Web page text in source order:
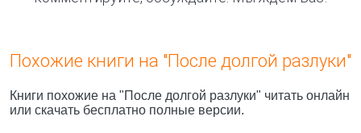
Похожие книги на "После долгой разлуки"
Книги похожие на "После долгой разлуки" читать онлайн
или скачать бесплатно полные версии.